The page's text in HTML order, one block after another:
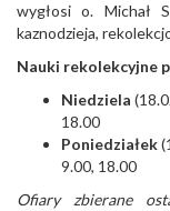
wygłosi o. Michał
kaznodzieja,
Nauki rekolekcyjne
Niedziela
18.00
Poniedziałek
9.00, 18.00
Ofiary zbierane